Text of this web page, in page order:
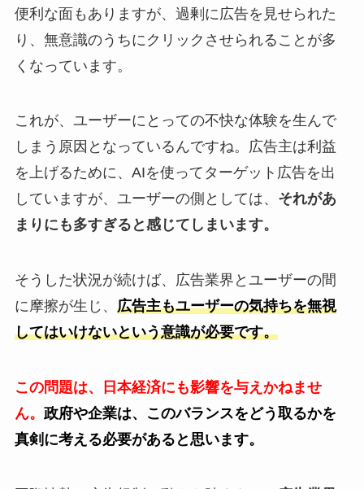
便利な面もありますが、過剰に広告を見せられた
り、無意識のうちにクリックさせられることが多
くなっています。
これが、ユーザーにとっての不快な体験を生んで
しまう原因となっているんですね。広告主は利益
を上げるために、AIを使ってターゲット広告を出
していますが、ユーザーの側としては、 それがあ
まりにも多すぎると感じてしまいます。
そうした状況が続けば、広告業界とユーザーの間
に摩擦が生じ、 広告主もユーザーの気持ちを無視
してはいけないという意識が必要です。
この問題は、日本経済にも影響を与えかねませ
ん。 政府や企業は、このバランスをどう取るかを
真剣に考える必要があると思います。